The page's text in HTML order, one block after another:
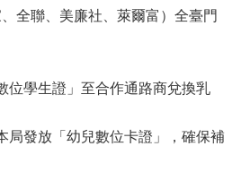
全聯、美廉社、萊爾富）全臺門
位學生證」至合作通路商兌換乳
局發放「幼兒數位卡證」，確保補